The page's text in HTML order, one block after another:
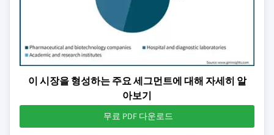
이 시장을 형성하는 주요 세그먼트에 대해 자세히 알
아보기
무료 PDF 다운로드